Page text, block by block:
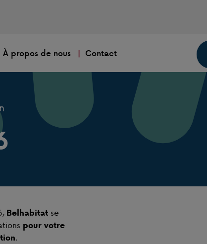
À propos de nous Contact
Belhabitat se
pour votre
.